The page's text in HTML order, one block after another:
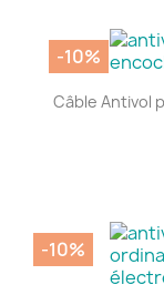
Câble Antivol
-10%
-10%